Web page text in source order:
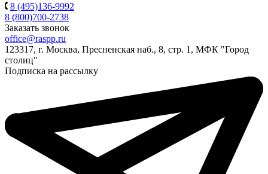
8 (495)136-9992
8 (800)700-2738
Заказать звонок
office@raspp.ru
123317, г. Москва, Пресненская наб., 8, стр. 1, МФК "Город
столиц"
Подписка на рассылку